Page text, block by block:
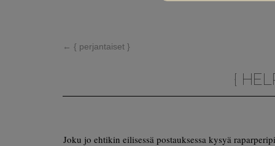
← { perjantaiset }
{
Joku jo ehtikin eilisessä postauksessa kysyä